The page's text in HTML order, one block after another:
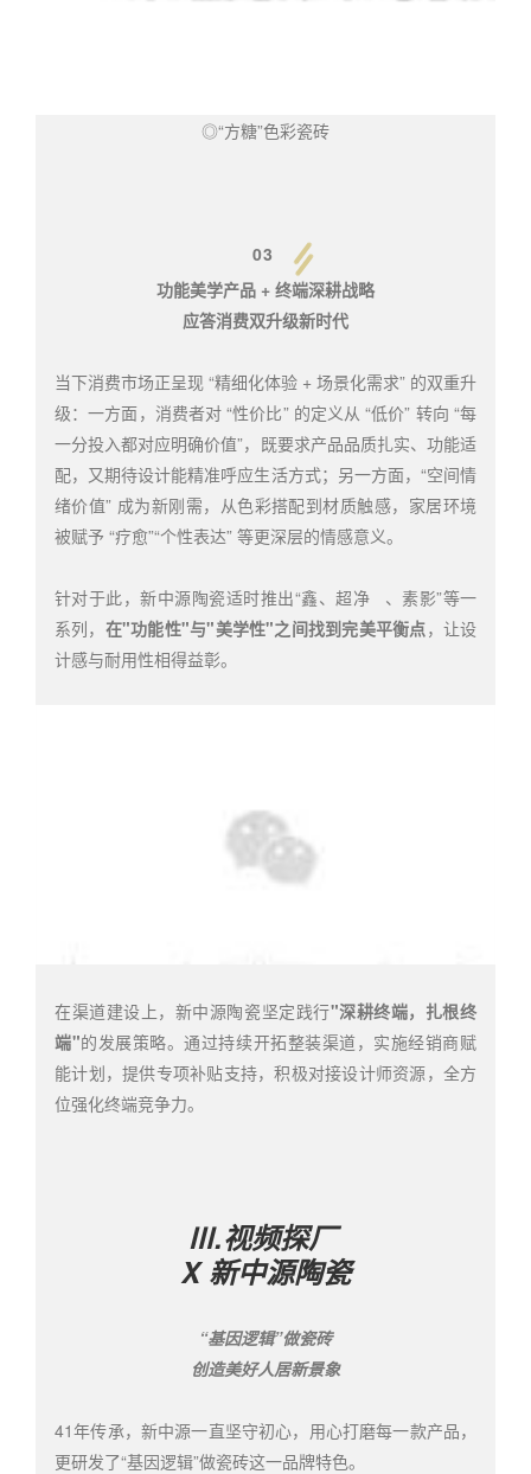
◎“方糖”色彩瓷砖
03
功能美学产品 + 终端深耕战略
应答消费双升级新时代
当下消费市场正呈现 “精细化体验 + 场景化需求” 的双重升
级：一方面，消费者对 “性价比” 的定义从 “低价” 转向 “每
一分投入都对应明确价值”，既要求产品品质扎实、功能适
配，又期待设计能精准呼应生活方式；另一方面，“空间情
绪价值” 成为新刚需，从色彩搭配到材质触感，家居环境
被赋予 “疗愈”“个性表达” 等更深层的情感意义。
针对于此，新中源陶瓷适时推出“鑫、超净
、素影”等一
系列， 在"功能性"与"美学性"之间找到完美平衡点，让设
计感与耐用性相得益彰。
在渠道建设上，新中源陶瓷坚定践行"深耕终端，扎根终
端"的发展策略。通过持续开拓整装渠道，实施经销商赋
能计划，提供专项补贴支持，积极对接设计师资源，全方
位强化终端竞争力。
Ⅲ.视频探厂
X 新中源陶瓷
“基因逻辑”做瓷砖
创造美好人居新景象
41年传承，新中源一直坚守初心，用心打磨每一款产品，
更研发了“基因逻辑”做瓷砖这一品牌特色。